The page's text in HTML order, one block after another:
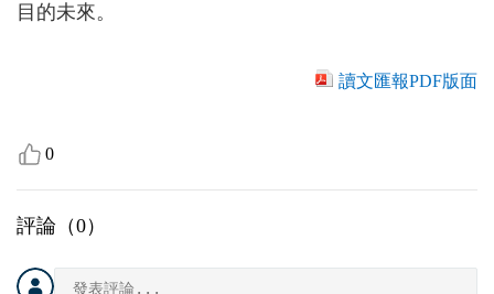
目的未來。
讀文匯報PDF版面
0
評論（0）